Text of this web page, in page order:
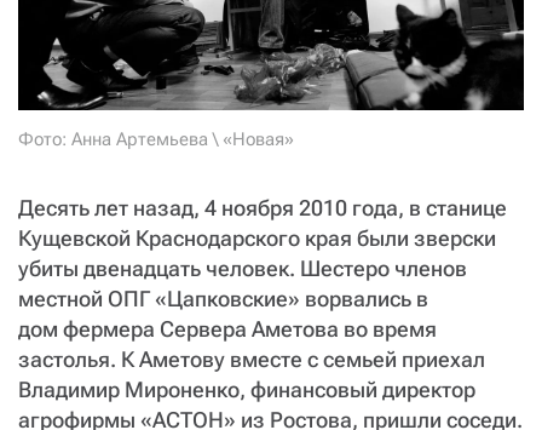
Фото: Анна Артемьева \ «Новая»
Десять лет назад, 4 ноября 2010 года, в станице
Кущевской Краснодарского края были зверски
убиты двенадцать человек. Шестеро членов
местной ОПГ «Цапковские» ворвались в
дом фермера Сервера Аметова во время
застолья. К Аметову вместе с семьей приехал
Владимир Мироненко, финансовый директор
агрофирмы «АСТОН» из Ростова, пришли соседи.